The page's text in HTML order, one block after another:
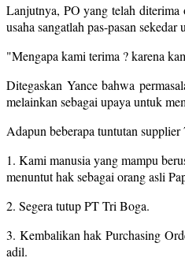
Lanjutnya, PO yang telah diterima
usaha sangatlah pas-pasan
"Mengapa kami terima ? karena
Ditegaskan Yance bahwa
melainkan sebagai upaya untuk
Adapun beberapa tuntutan
1. Kami manusia yang mampu
menuntut hak sebagai orang asli
2. Segera tutup PT Tri Boga.
3. Kembalikan hak Purchasing
adil.